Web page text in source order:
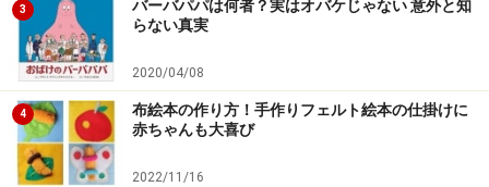
3
バーバパパは何者？実はオバケじゃない 意外と知
らない真実
2020/04/08
4
布絵本の作り方！手作りフェルト絵本の仕掛けに
赤ちゃんも大喜び
2022/11/16